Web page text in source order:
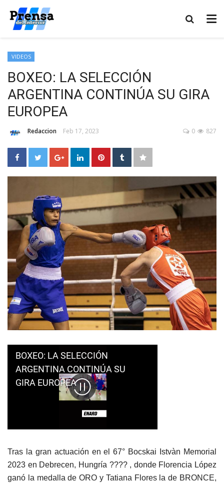
VIDEOS
BOXEO: LA SELECCIÓN
ARGENTINA CONTINÚA SU GIRA
EUROPEA
Redaccion Feb 17, 2023 827
0
Tras la gran actuación en el 67° Bocskai Istvàn Memorial
2023 en Debrecen, Hungría ???? , donde Florencia López
ganó la medalla de ORO y Tatiana Flores la de BRONCE,